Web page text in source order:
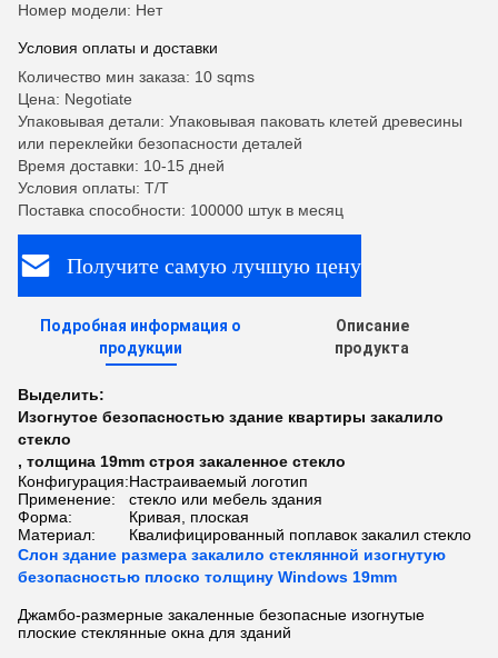
Номер модели: Нет
Условия оплаты и доставки
Количество мин заказа: 10 sqms
Цена: Negotiate
Упаковывая детали: Упаковывая паковать клетей древесины
или переклейки безопасности деталей
Время доставки: 10-15 дней
Условия оплаты: T/T
Поставка способности: 100000 штук в месяц
Получите самую лучшую цену
Подробная информация о
продукции
Описание
продукта
Выделить:
Изогнутое безопасностью здание квартиры закалило
стекло
, толщина 19mm строя закаленное стекло
Конфигурация:Настраиваемый логотип
Применение:
стекло или мебель здания
Форма:
Кривая, плоская
Материал:
Квалифицированный поплавок закалил стекло
Слон здание размера закалило стеклянной изогнутую
безопасностью плоско толщину Windows 19mm
Джамбо-размерные закаленные безопасные изогнутые
плоские стеклянные окна для зданий